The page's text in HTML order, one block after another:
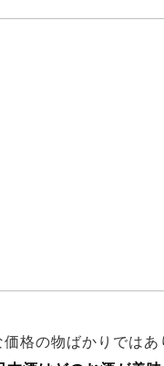
格の物ばかりでは